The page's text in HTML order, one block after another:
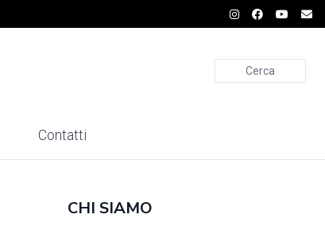
Cerca
Contatti
CHI SIAMO